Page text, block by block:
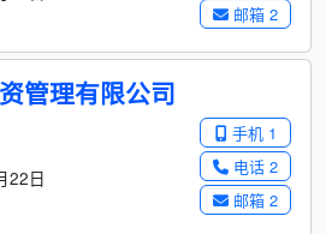
邮箱 2
管理有限公司
手机 1
电话 2
邮箱 2
22日